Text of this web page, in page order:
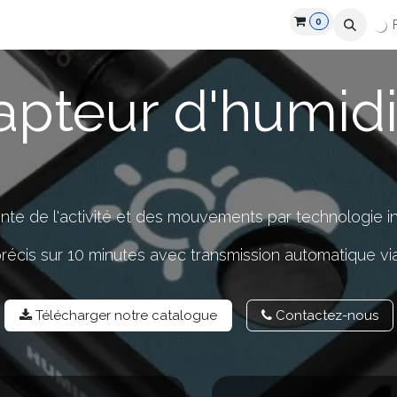
Recrutement Ressources
0
de l'activité et des mouvements par technologie
sur 10 minutes avec transmission automatique
Télécharger notre catalo​​gue Contactez-​​nou​​s